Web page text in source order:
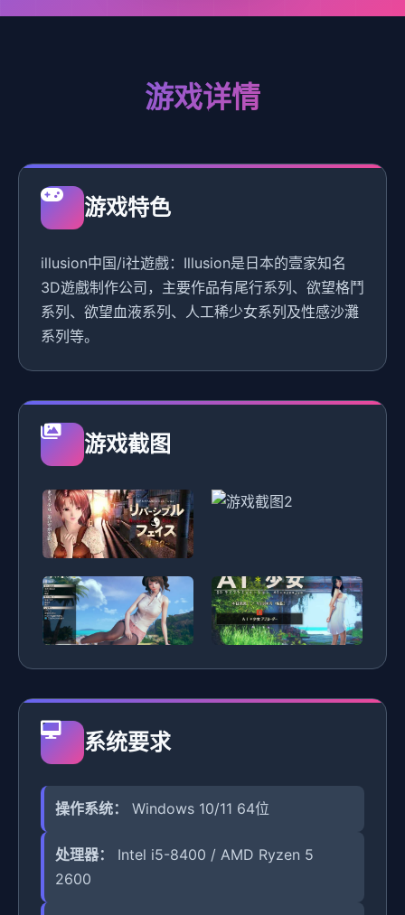
游戏详情
游戏特色
illusion中国/i社遊戲：Illusion是日本的壹家知名
3D遊戲制作公司，主要作品有尾行系列、欲望格鬥
系列、欲望血液系列、人工稀少女系列及性感沙灘
系列等。
游戏截图
系统要求
操作系统： Windows 10/11 64位
处理器：
Intel i5-8400 / AMD Ryzen 5
2600